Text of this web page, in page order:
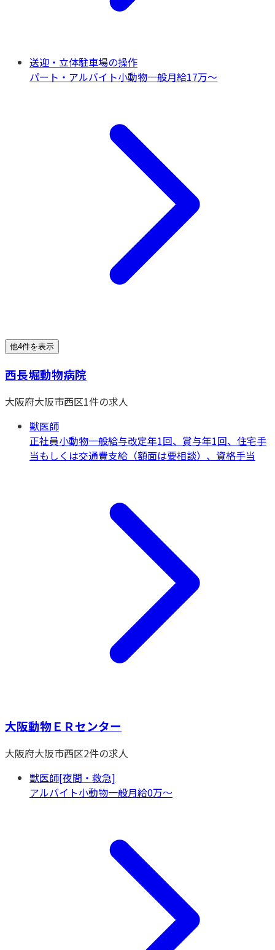
送迎・立体駐車場の操作
パート・アルバイト小動物一般月給17万〜
他4件を表示
西長堀動物病院
大阪府大阪市西区1件の求人
獣医師
正社員小動物一般給与改定年1回、賞与年1回、住宅手
当もしくは交通費支給（額面は要相談）、資格手当
大阪動物ＥＲセンター
大阪府大阪市西区2件の求人
獣医師[夜間・救急]
アルバイト小動物一般月給0万〜